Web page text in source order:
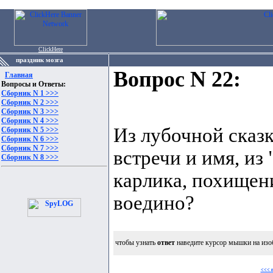
ClickHere
праздник мозга
Главная
Вопросы и Ответы:
Сборник N 1 >>>
Сборник N 2 >>>
Сборник N 3 >>>
Сборник N 4 >>>
Сборник N 5 >>>
Сборник N 6 >>>
Сборник N 7 >>>
Сборник N 8 >>>
Вопрос N 22:
Из лубочной
встречи и имя, из
карлика,
воедино?
чтобы узнать ответ наведите курсор мышки на
<<<